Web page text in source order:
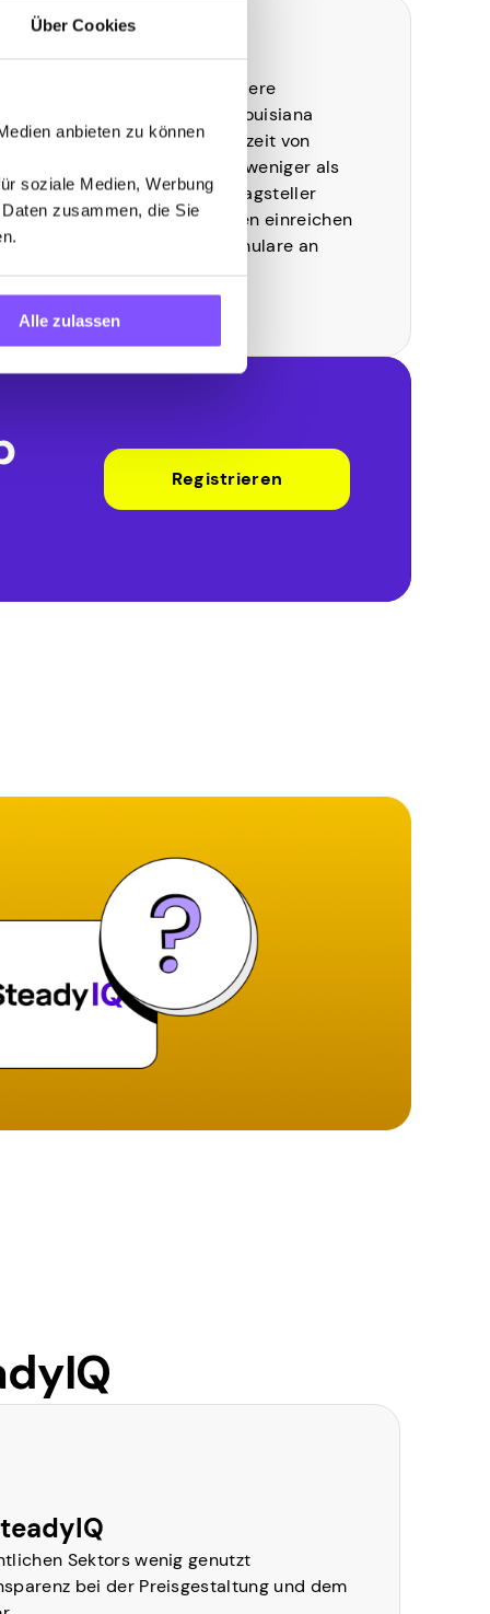
Über Cookies
anbieten zu können
soziale Medien, Werbung
zusammen, die Sie
Alle zulassen
Die Sozialdienste und andere
Leistungsprogramme in Louisiana
konnten die Bearbeitungszeit von
einundzwanzig Tagen auf weniger als
einen Tag verkürzen. Antragsteller
können jetzt ihr Einkommen einreichen
und verifizierte Datenformulare an
Registrieren
Sektors wenig genutzt
bei der Preisgestaltung und dem